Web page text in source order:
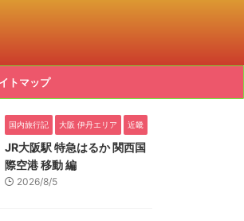
トマップ
国内旅行記 大阪 伊丹エリア 近畿
JR大阪駅 特急はるか 関西国
際空港 移動 編
2026/8/5